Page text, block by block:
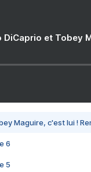
DiCaprio et Tobey
Maguire, c'est lui !
6
5